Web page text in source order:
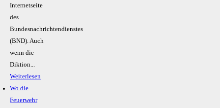
Internetseite
des
Bundesnachrichtendienstes
(BND). Auch
wenn die
Diktion...
Weiterlesen
Wo die
Feuerwehr